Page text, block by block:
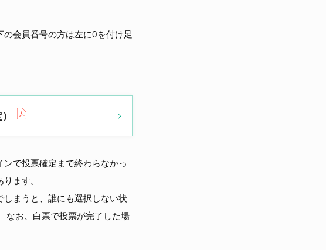
会員番号の方は左に0を付け足
で投票確定まで終わらなかっ
ます。
まうと、誰にも選択しない状
なお、白票で投票が完了した場